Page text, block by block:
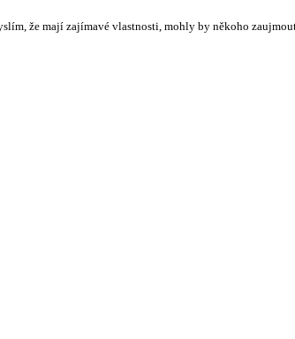
že mají zajímavé vlastnosti, mohly by někoho